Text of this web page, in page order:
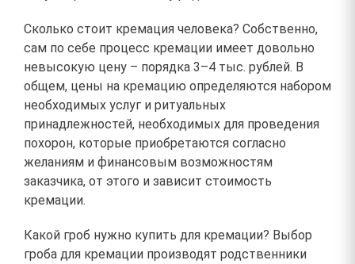
Сколько стоит кремация человека? Собственно,
сам по себе процесс кремации имеет довольно
невысокую цену – порядка 3–4 тыс. рублей. В
общем, цены на кремацию определяются набором
необходимых услуг и ритуальных
принадлежностей, необходимых для проведения
похорон, которые приобретаются согласно
желаниям и финансовым возможностям
заказчика, от этого и зависит стоимость
кремации.
Какой гроб нужно купить для кремации? Выбор
гроба для кремации производят родственники